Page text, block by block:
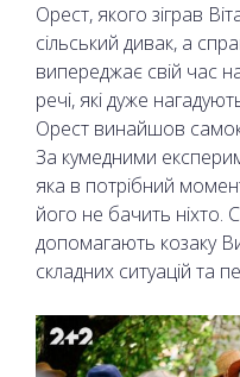
Орест, якого зіграв
сільський дивак, а
випереджає свій час
речі, які дуже
Орест винайшов
За кумедними
яка в потрібний
його не бачить
допомагають козаку
складних ситуацій та